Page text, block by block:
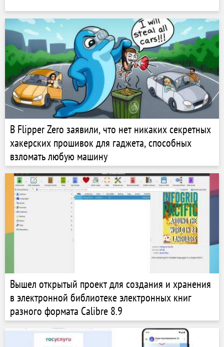
В Flipper Zero заявили, что нет никаких секретных
хакерских прошивок для гаджета, способных
взломать любую машину
Вышел открытый проект для создания и хранения
в электронной библиотеке электронных книг
разного формата Calibre 8.9